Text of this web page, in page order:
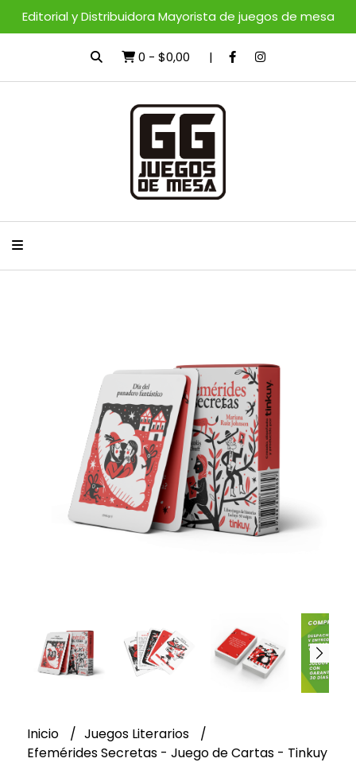
Editorial y Distribuidora Mayorista de juegos de mesa
0 - $0,00
Inicio
Juegos Literarios
Efemérides Secretas - Juego de Cartas - Tinkuy